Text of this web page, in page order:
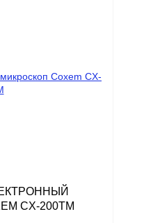
CX-200TM